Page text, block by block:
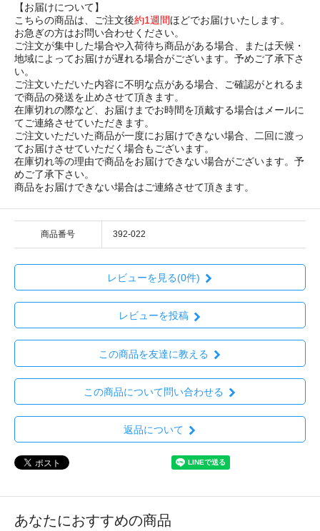
【お届けについて】
こちらの商品は、ご注文後約1週間ほどでお届けいたします。
お急ぎの方はお問い合わせください。
ご注文が集中した場合や入荷待ち商品がある場合、または天候・
地域によってお届けが遅れる場合がございます。予めご了承下さ
い。
ご注文いただいた内容に不明な点がある場合、ご確認がとれるま
で商品の発送を止めさせて頂きます。
在庫切れの際など、お届けまでお時間を頂戴する場合はメールに
てご連絡させていただきます。
ご注文いただいた商品が一度にお届けできない場合、二回に渡っ
てお届けさせていただく場合もございます。
在庫切れ等の理由で商品をお届けできない場合がございます。予
めご了承下さい。
商品をお届けできない場合はご連絡させて頂きます。
商品番号 392-022
レビューを見る(0件)
レビューを投稿
この商品を友達に教える
この商品について問い合わせる
返品について
あなたにおすすめの商品